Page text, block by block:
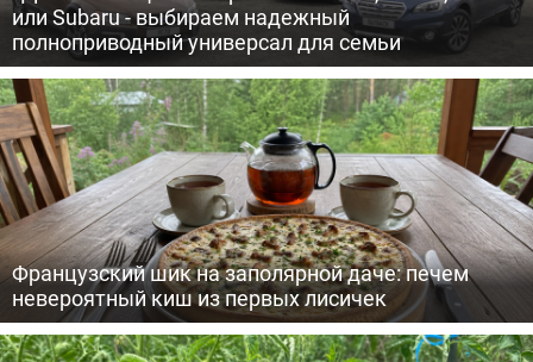
или Subaru - выбираем надежный
полноприводный универсал для семьи
Французский шик на заполярной даче: печем
невероятный киш из первых лисичек